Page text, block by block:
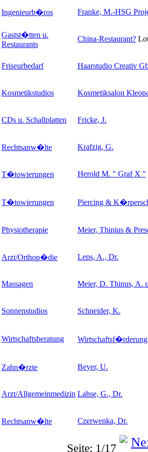
Ingenieurb�ros Franke, M.-HSG
Gastst�tten u.
Restaurants
China-Restaurant?
Friseurbedarf Haarstudio Creativ
Kosmetikstudios Kosmetiksalon
CDs u. Schallplatten Fricke, J.
Rechtsanw�lte Krafzig, G.
T�towierungen Herold M. " Graf X "
T�towierungen Piercing &
Physiotherapie Meier, Thinius &
Arzt/Orthop�die Leps, A., Dr.
Massagen Meier, D. Thinus, A.
Sonnenstudios Schneider, K.
Wirtschaftsberatung
Zahn�rzte Beyer, U.
Arzt/Allgemeinmedizin Lahse, G., Dr.
Rechtsanw�lte Czerwenka, Dr.
Seite: 1/17